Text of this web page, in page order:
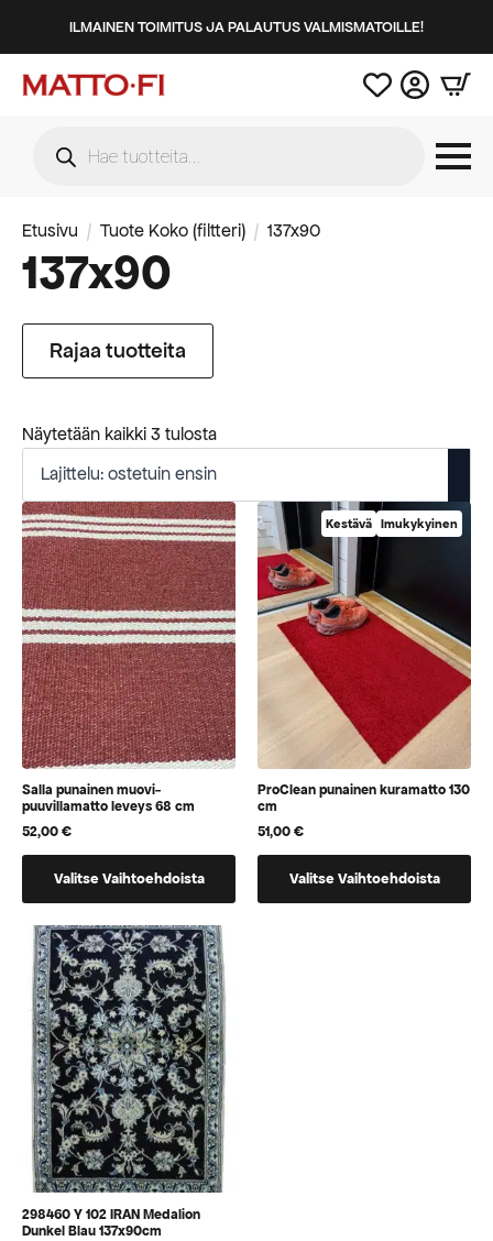
ILMAINEN TOIMITUS JA PALAUTUS VALMISMATOILLE!
search
Etusivu Tuote Koko (filtteri) 137x90
137x90
Rajaa tuotteita
Näytetään kaikki 3 tulostaSuosituimmat
Salla punainen muovi-
puuvillamatto leveys 68 cm
52,00€
Valitse Vaihtoehdoista
vaihtoehtoja,
jotka
voidaan
valita
tuotteen
sivulla
Kestävä Imukykyinen
ProClean punainen kuramatto 130
cm
51,00€
Valitse Vaihtoehdoista
298460 Y 102 IRAN Medalion
Dunkel Blau 137x90cm